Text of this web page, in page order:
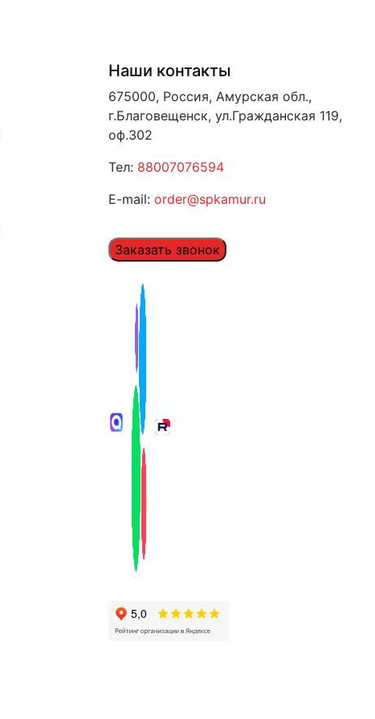
Наши контакты
675000, Россия, Амурская обл.,
г.Благовещенск, ул.Гражданская 119,
оф.302
Тел: 88007076594
E-mail: order@spkamur.ru
Заказать звонок